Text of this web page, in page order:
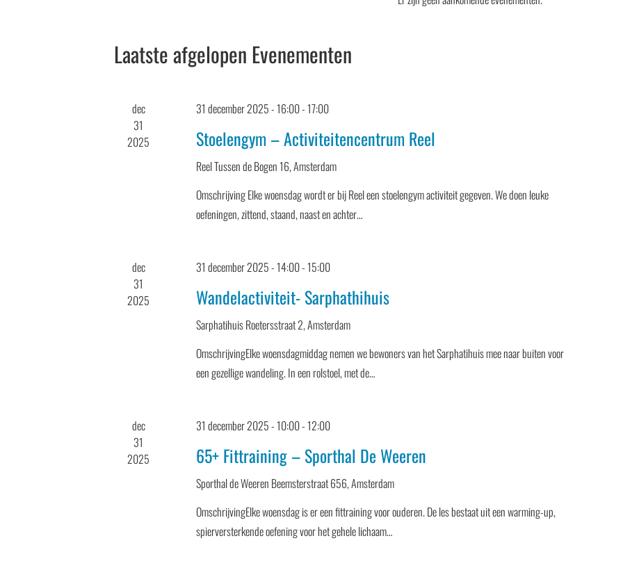
Kalender
Evenementen
Laatste afgelopen Evenementen
dec
31
2025
31 december 2025 - 16:00-17:00
Stoelengym – Activiteitencentrum Reel
ReelTussen de Bogen 16, Amsterdam
Omschrijving Elke woensdag wordt er bij Reel een stoelengym activiteit gegeven. We doen leuke
oefeningen, zittend, staand, naast en achter…
dec
31
2025
31 december 2025 - 14:00-15:00
Wandelactiviteit- Sarphathihuis
SarphatihuisRoetersstraat 2, Amsterdam
OmschrijvingElke woensdagmiddag nemen we bewoners van het Sarphatihuis mee naar buiten voor
een gezellige wandeling. In een rolstoel, met de…
dec
31
2025
31 december 2025 - 10:00-12:00
65+ Fittraining – Sporthal De Weeren
Sporthal de Weeren Beemsterstraat 656, Amsterdam
OmschrijvingElke woensdag is er een fittraining voor ouderen. De les bestaat uit een warming-up,
spierversterkende oefening voor het gehele lichaam…